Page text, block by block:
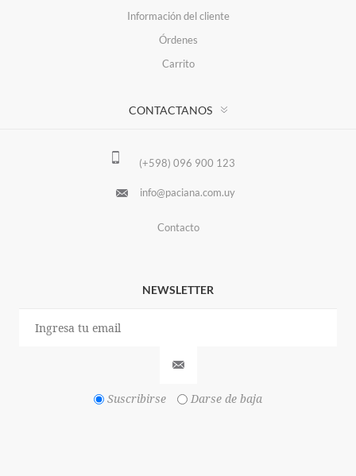
Información del cliente
Órdenes
Carrito
CONTACTANOS
(+598) 096 900 123
info@paciana.com.uy
Contacto
NEWSLETTER
Suscribirse Darse de baja